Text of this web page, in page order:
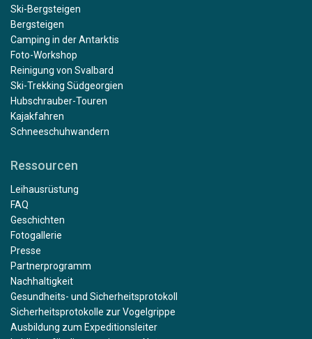
Ski-Bergsteigen
Bergsteigen
Camping in der Antarktis
Foto-Workshop
Reinigung von Svalbard
Ski-Trekking Südgeorgien
Hubschrauber-Touren
Kajakfahren
Schneeschuhwandern
Ressourcen
Leihausrüstung
FAQ
Geschichten
Fotogallerie
Presse
Partnerprogramm
Nachhaltigkeit
Gesundheits- und Sicherheitsprotokoll
Sicherheitsprotokolle zur Vogelgrippe
Ausbildung zum Expeditionsleiter